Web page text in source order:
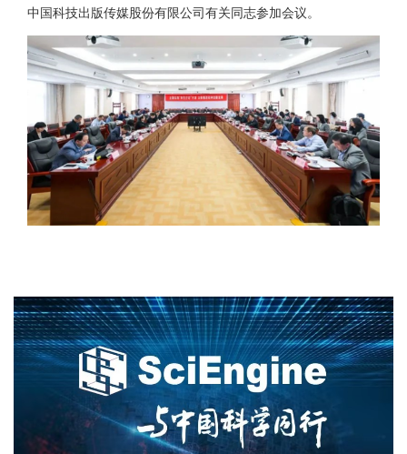
中国科技出版传媒股份有限公司有关同志参加会议。